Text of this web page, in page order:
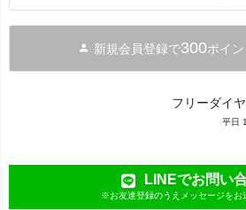
新規会員登録で300ポイ
フリーダイ
平日
LINEでお問い
※お友達登録のうえメッセージをお